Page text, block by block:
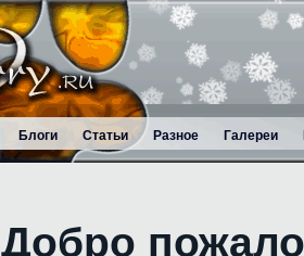
Блоги Статьи Разное Галереи
Добро